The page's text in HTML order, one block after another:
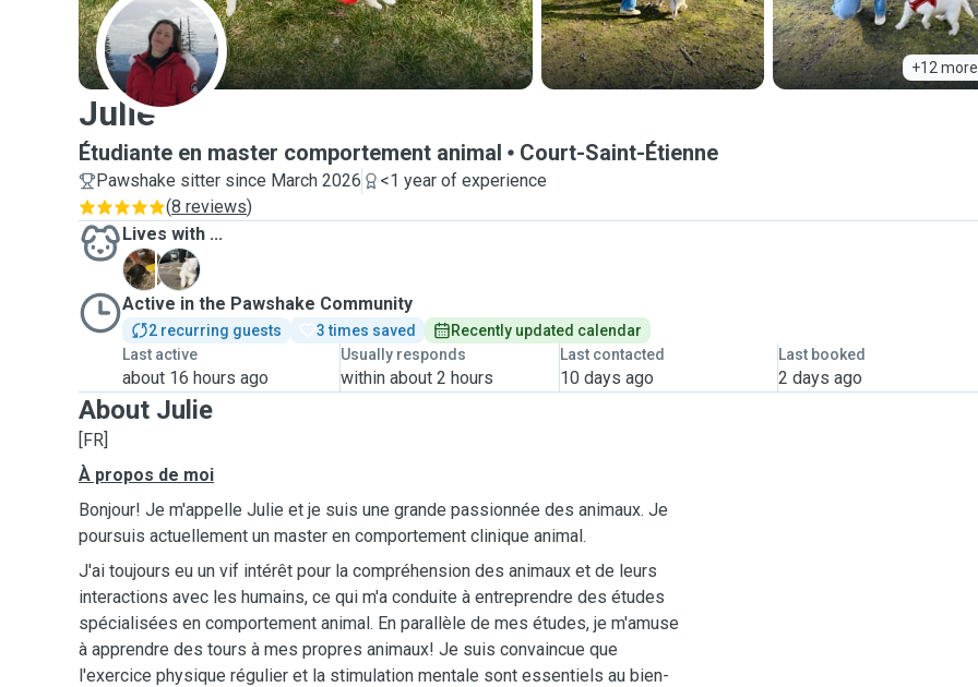
+12 more
J
Julie
Étudiante en master comportement animal Court-Saint-Étienne
Pawshake sitter since March 2026
<1 year of experience
(8 reviews)
Lives with ...
B
G
Active in the Pawshake Community
2 recurring guests 3 times saved
Recently updated calendar
Last active
about 16 hours ago
Usually responds
within about 2 hours
Last contacted
10 days ago
Last booked
2 days ago
About Julie
[FR]
À propos de moi
Bonjour! Je m'appelle Julie et je suis une grande passionnée des animaux. Je
poursuis actuellement un master en comportement clinique animal.
J'ai toujours eu un vif intérêt pour la compréhension des animaux et de leurs
interactions avec les humains, ce qui m'a conduite à entreprendre des études
spécialisées en comportement animal. En parallèle de mes études, je m'amuse
à apprendre des tours à mes propres animaux! Je suis convaincue que
l'exercice physique régulier et la stimulation mentale sont essentiels au bien-